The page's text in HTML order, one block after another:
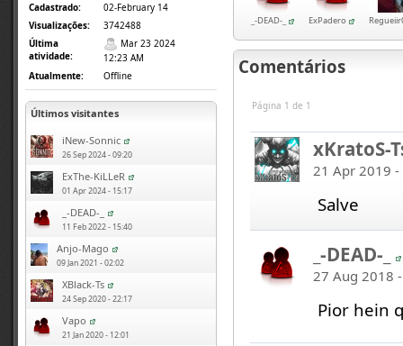
Cadastrado:
02-February 14
Visualizações:
3742488
Última
atividade:
Mar 23 2024
12:23 AM
Atualmente:
Offline
Últimos visitantes
iNew-Sonnic
26 Sep 2024 - 09:20
ExThe-KiLLeR
01 Apr 2024 - 15:17
_-DEAD-_
11 Feb 2022 - 15:40
Anjo-Mago
09 Jan 2021 - 02:02
XBlack-Ts
24 Sep 2020 - 22:17
Vapo
21 Jan 2020 - 12:01
_-DEAD-_ ExPadero
Comentários
Página 1 de 1
xKratoS-
21 Apr 2019
Salve
_-DEAD-_
27 Aug 2018
Pior hein